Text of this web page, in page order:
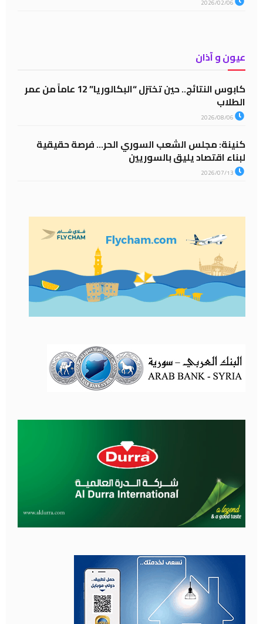
عيون و آذان
كابوس النتائج.. حين تختزل “البكالوريا” 12 عاماً من عمر
الطلاب
كنينة: مجلس الشعب السوري الحر… فرصة حقيقية
لبناء اقتصاد يليق بالسوريين